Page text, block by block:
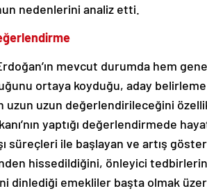
nedenlerini analiz etti.
mevcut durumda hem
ortaya koyduğu, aday
uzun uzun değerlendirileceğini
yaptığı değerlendirmede
süreçleri ile başlayan ve artış
hissedildiğini, önleyici
dinlediği emekliler başta olmak